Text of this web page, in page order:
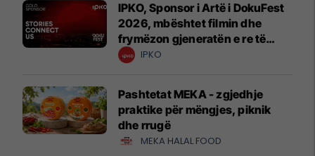
IPKO, Sponsor i Artë i DokuFest
2026, mbështet filmin dhe
frymëzon gjeneratën e re të
krijuesve
IPKO
Pashtetat MEKA - zgjedhje
praktike për mëngjes, piknik
dhe rrugë
MEKA HALAL FOOD